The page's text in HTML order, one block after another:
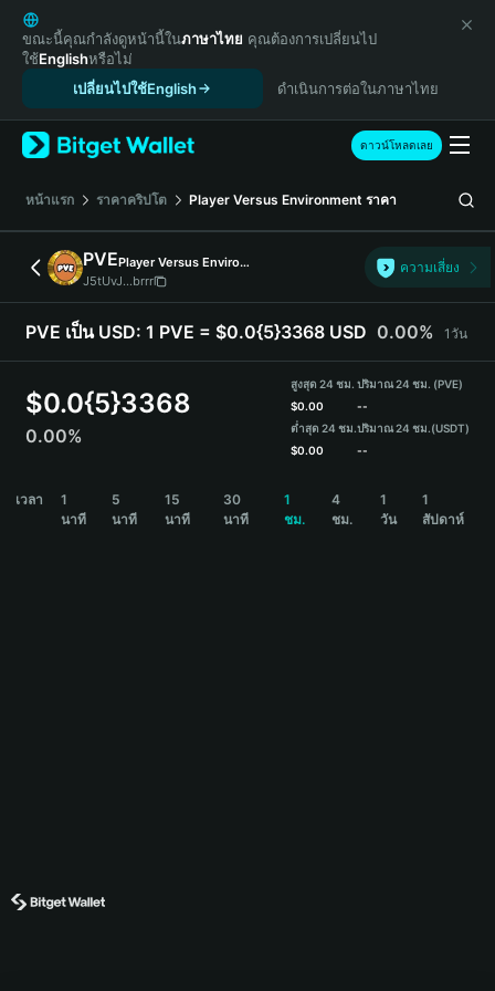
English
日本語
Tiếng Việt
Español (Latinoamérica)
Türkçe
Français
Deutsch
简体中文
繁體中文
Português (Portugal)
Bahasa Indonesia
ภาษาไทย
Español
Español (Argentina)
ขณะนี้คุณกำลังดูหน้านี้ในภาษาไทย คุณต้องการเปลี่ยนไป
ใช้Englishหรือไม่
เปลี่ยนไปใช้English
ดำเนินการต่อในภาษาไทย
ดาวน์โหลดเลย
หน้าแรก ราคาคริปโต Player Versus Environment ราคา
PVE
Player Versus Environment
J5tUvJ...brrr
ความเสี่ยง
PVE เป็น USD: 1 PVE = $0.0{5}3368 USD 0.00% 1วัน
$0.0{5}3368
0.00%
สูงสุด 24 ชม.
$0.00
ต่ำสุด 24 ชม.
$0.00
ปริมาณ 24 ชม. (PVE)
--
ปริมาณ 24 ชม.(USDT)
--
เวลา
1
นาที
5
นาที
15
นาที
30
นาที
1
ชม.
4
ชม.
1
วัน
1
สัปดาห์